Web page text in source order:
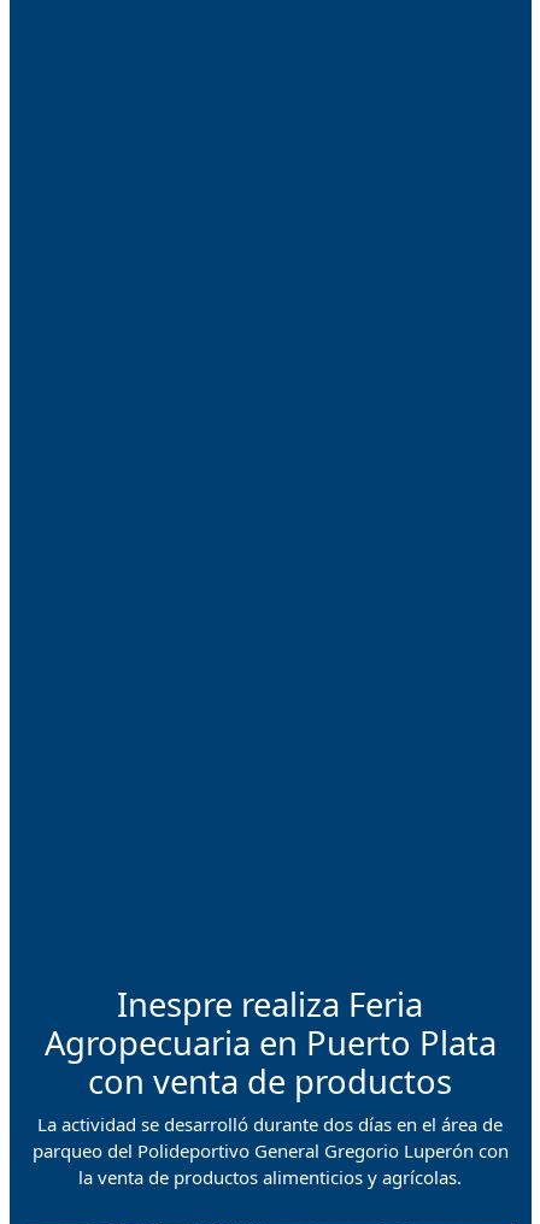
Inespre realiza Feria
Agropecuaria en Puerto Plata
con venta de productos
La actividad se desarrolló durante dos días en el área de
parqueo del Polideportivo General Gregorio Luperón con
la venta de productos alimenticios y agrícolas.